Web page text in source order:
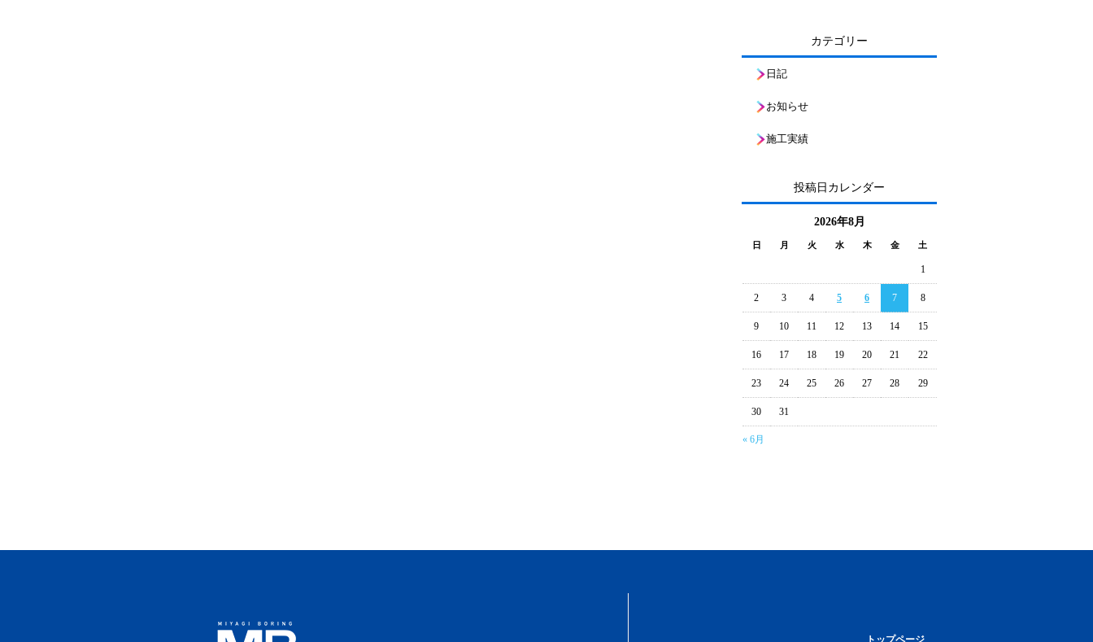
カテゴリー
日記
お知らせ
施工実績
投稿日カレンダー
2026年8月
日 月 火 水 木 金 土
« 6月
1
2 3 4 5 6 7 8
9 10 11 12 13 14 15
16 17 18 19 20 21 22
23 24 25 26 27 28 29
30 31
トップページ